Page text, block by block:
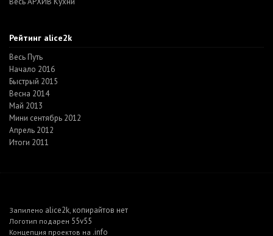
Рейтинг alice2k
Весь Путь
Начало 2016
Быстрый 2015
Весна 2014
Май 2013
Мини сентябрь 2012
Апрель 2012
Итоги 2011
Запилено alice2k, копирайтов нет
Логотип подарен 55v55
Концепция проектов на .info